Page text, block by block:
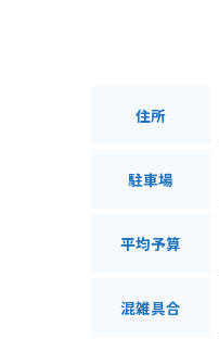
住所
駐車場
平均予算
混雑具合